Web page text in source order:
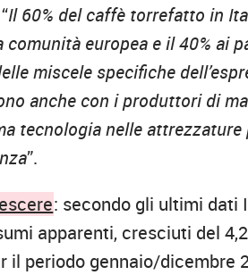
Il 60% del caffè torrefatto in
europea e il 40% ai
miscele specifiche
anche con i produttori di
tecnologia nelle
”.
: secondo gli ultimi dati
apparenti, cresciuti del
periodo gennaio/dicembre